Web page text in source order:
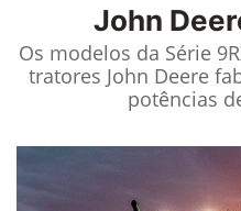
John
Os modelos da Série
tratores John Deere
potências